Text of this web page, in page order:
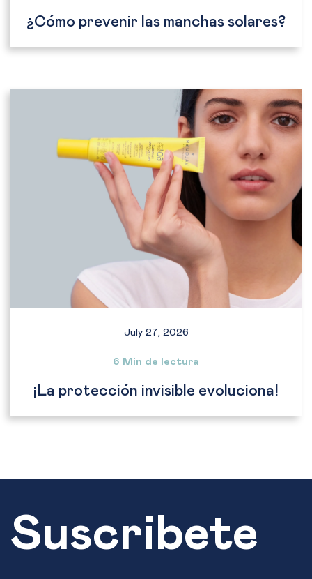
¿Cómo prevenir las manchas solares?
July 27, 2026
6 Min de lectura
¡La protección invisible evoluciona!
Suscribete